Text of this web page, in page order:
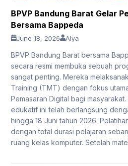
BPVP Bandung Barat Gelar
Bersama Bappeda
June 18, 2026 Alya
BPVP Bandung Barat bersama
secara resmi membuka sebuah
sangat penting. Mereka
Training (TMT) dengan fokus
Pemasaran Digital bagi
edukatif ini telah berlangsung
hingga 18 Juni tahun 2026.
dengan total durasi pelajaran
ruang kelas komputer. Setelah